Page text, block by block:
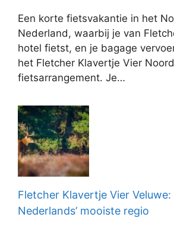
Een korte fietsvakantie in het
Nederland, waarbij je van
hotel fietst, en je bagage
het Fletcher Klavertje Vier Noord
fietsarrangement. Je…
Fletcher Klavertje Vier
Nederlands’ mooiste regio